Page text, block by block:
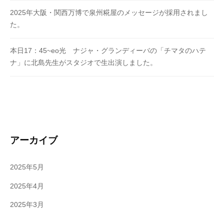
2025年大阪・関西万博で泉州糀屋のメッセージが採用されまし
た。
本日17：45~eo光 ナジャ・グランディーバの「チマタのハテ
ナ」に北島先生がスタジオで生出演しました。
アーカイブ
2025年5月
2025年4月
2025年3月